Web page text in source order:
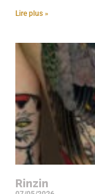
Lire plus »
Rinzin